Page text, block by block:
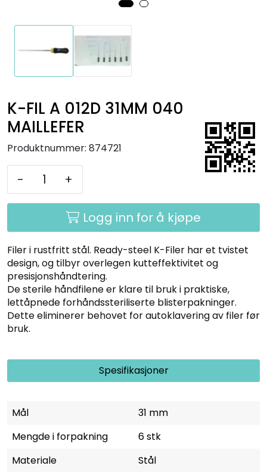
K-FIL A 012D 31MM 040
MAILLEFER
Produktnummer: 874721
- +
Logg inn for å kjøpe
Filer i rustfritt stål. Ready-steel K-Filer har et tvistet
design, og tilbyr overlegen kutteffektivitet og
presisjonshåndtering.
De sterile håndfilene er klare til bruk i praktiske,
lettåpnede forhåndssteriliserte blisterpakninger.
Dette eliminerer behovet for autoklavering av filer før
bruk.
Spesifikasjoner
Mål
31 mm
Mengde i forpakning
6 stk
Materiale
Stål